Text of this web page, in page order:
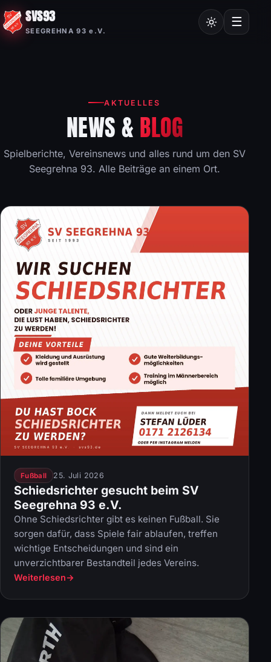
SVS93
SEEGREHNA 93 e.V.
Chroniken
Burgstalllauf
☰
AKTUELLES
NEWS & BLOG
Spielberichte, Vereinsnews und alles rund um den SV
Seegrehna 93. Alle Beiträge an einem Ort.
Fußball 25. Juli 2026
Schiedsrichter gesucht beim SV
Seegrehna 93 e.V.
Ohne Schiedsrichter gibt es keinen Fußball. Sie
sorgen dafür, dass Spiele fair ablaufen, treffen
wichtige Entscheidungen und sind ein
unverzichtbarer Bestandteil jedes Vereins.
Weiterlesen